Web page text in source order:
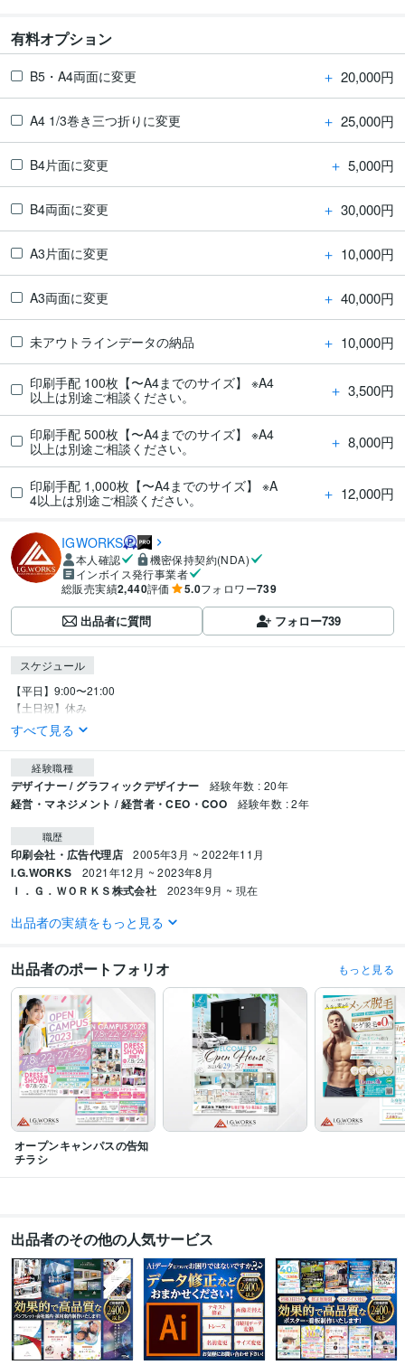
有料オプション
B5・A4両面に変更 ＋ 20,000円
A4 1/3巻き三つ折りに変更 ＋ 25,000円
B4片面に変更 ＋ 5,000円
B4両面に変更 ＋ 30,000円
A3片面に変更 ＋ 10,000円
A3両面に変更 ＋ 40,000円
未アウトラインデータの納品 ＋ 10,000円
印刷手配 100枚【〜A4までのサイズ】 ※A4
以上は別途ご相談ください。
＋ 3,500円
印刷手配 500枚【〜A4までのサイズ】 ※A4
以上は別途ご相談ください。
＋ 8,000円
印刷手配 1,000枚【〜A4までのサイズ】 ※A
4以上は別途ご相談ください。
＋ 12,000円
IGWORKS
本人確認
機密保持契約(NDA)
インボイス発行事業者
総販売実績2,440評価 5.0フォロワー739
出品者に質問 フォロー739
スケジュール
【平日】9:00〜21:00
【土日祝】休み
すべて見る
経験職種
デザイナー / グラフィックデザイナー 経験年数 : 20年
経営・マネジメント / 経営者・CEO・COO 経験年数 : 2年
職歴
印刷会社・広告代理店 2005年3月 ~ 2022年11月
I.G.WORKS 2021年12月 ~ 2023年8月
Ｉ．Ｇ．ＷＯＲＫＳ株式会社 2023年9月 ~ 現在
受賞歴
ライヤー】カテゴリランキング1位獲得
ンキング1位獲得
ココナラ 【チラシ・フライヤー】カテゴリランキング1位
獲得 ココナラ 【デザイン】カテゴリランキング1位獲得
ココナラ 【チラ
シ・フライヤー】カテゴリランキング1位獲得
ココナラ 販売実績2300件突
破 ココナラ 【デザイン】カテゴリランキング1位獲得
ココナラ 【チラ
シ・フライヤー】カテゴリランキング1位獲得
資格・検定
色彩検定3級 取得年 : 2005年
普通自動車第一種運転免許 取得年 : 2002年
ビジネス・クリエイティブツール
Adobe Illustrator:20年
デザイン制作 名刺・ショップカード チラシ・フライヤー・ポスター
折・3つ折リーフレット・パンフレット バナー 地図作成 データ修正
学校関係 塾 美容室 整骨院 ジム 不動産 セミナー
買取施設
イベント
ビジネス
Web制作・HP作成・EC構築 Webバナー、SNS広告 LPデザイン
語学力
英語 日常会話レベル
出品者の実績をもっと見る
出品者のポートフォリオ もっと見る
オープンキャンパスの告知
チラシ
出品者のその他の人気サービス